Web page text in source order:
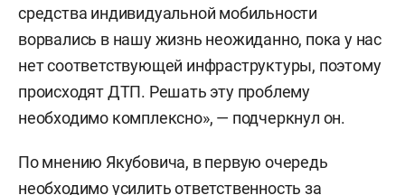
средства индивидуальной мобильности
ворвались в нашу жизнь неожиданно, пока у нас
нет соответствующей инфраструктуры, поэтому
происходят ДТП. Решать эту проблему
необходимо комплексно», — подчеркнул он.
По мнению Якубовича, в первую очередь
необходимо усилить ответственность за